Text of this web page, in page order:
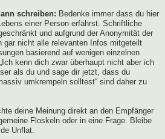
schreiben: Bedenke immer dass du hier
einer Person erfährst. Schriftliche
und aufgrund der Anonymität der
gar nicht alle relevanten Infos mitgeteilt
basierend auf wenigen einzelnen
kenn dich zwar überhaupt nicht aber ich
als du und sage dir jetzt, dass du
umkrempeln solltest“ sind daher zu
deine Meinung direkt an den Empfänger
Floskeln oder in eine Frage. Bleibe
Unflat.